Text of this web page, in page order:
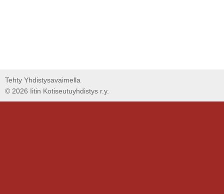
Tehty Yhdistysavaimella
© 2026 Iitin Kotiseutuyhdistys r.y.